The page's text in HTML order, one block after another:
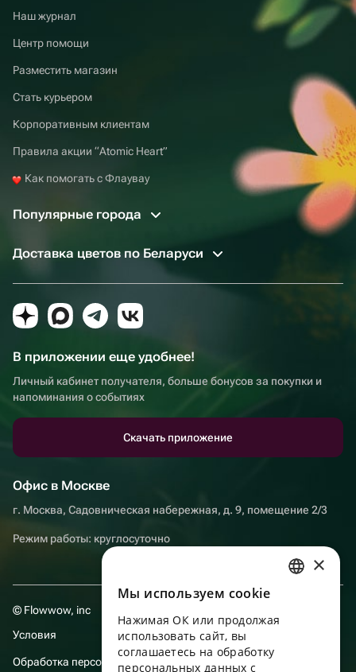
Наш журнал
Центр помощи
Разместить магазин
Стать курьером
Корпоративным клиентам
Правила акции “Atomic Heart”
Как помогать с Флаувау
Популярные города
Доставка цветов по Беларуси
В приложении еще удобнее!
Личный кабинет получателя, больше бонусов за покупки и
напоминания о событиях
Скачать приложение
Офис в Москве
г. Москва, Садовническая набережная, д. 9, помещение 2/3
Режим работы: круглосуточно
© Flowwow, inc
Условия
Обработка персональных данных
ENGLISH
UKRAINIAN
×
Мы используем сookie
Нажимая ОК или продолжая
использовать сайт, вы
соглашаетесь на обработку
персональных данных с